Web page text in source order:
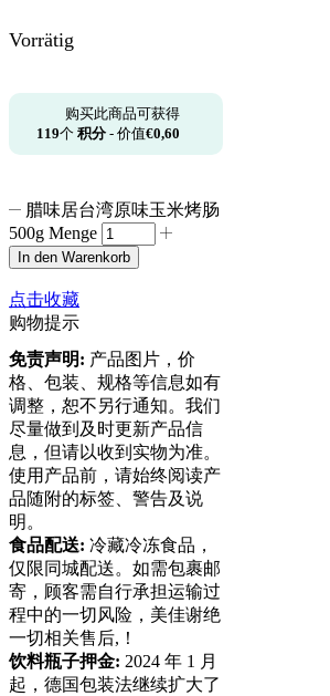
Vorrätig
购买此商品可获得
119个 积分- 价值€0,60
腊味居台湾原味玉米烤肠
500g Menge
In den Warenkorb
点击收藏
购物提示
免责声明: 产品图片，价
格、包装、规格等信息如有
调整，恕不另行通知。我们
尽量做到及时更新产品信
息，但请以收到实物为准。
使用产品前，请始终阅读产
品随附的标签、警告及说
明。
食品配送: 冷藏冷冻食品，
仅限同城配送。如需包裹邮
寄，顾客需自行承担运输过
程中的一切风险，美佳谢绝
一切相关售后,！
饮料瓶子押金: 2024 年 1 月
起，德国包装法继续扩大了